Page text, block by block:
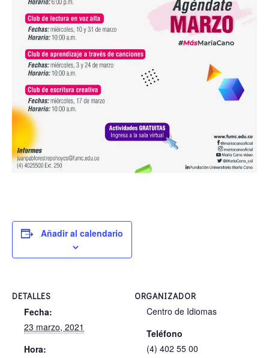
Añadir al calendario
DETALLES
Fecha:
23 marzo, 2021
Hora:
ORGANIZADOR
Centro de Idiomas
Teléfono
(4) 402 55 00